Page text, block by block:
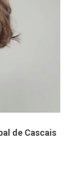
de Cascais